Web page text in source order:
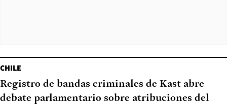
CHILE
Registro de bandas criminales de Kast abre
debate parlamentario sobre atribuciones del